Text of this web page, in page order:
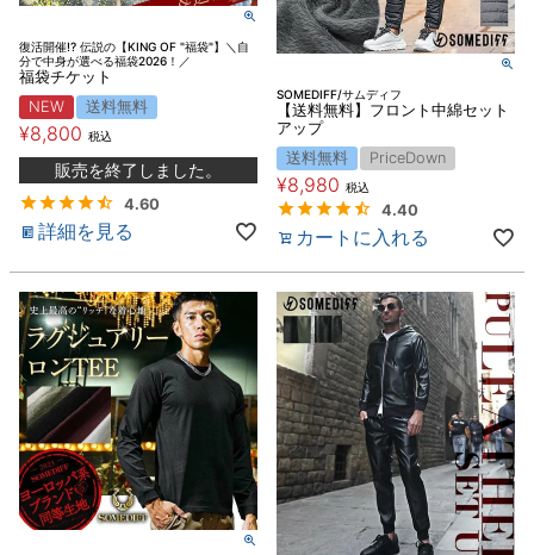
復活開催!? 伝説の【KING OF "福袋"】＼自
分で中身が選べる福袋2026！／
福袋チケット
NEW
送料無料
¥8,800 税込
販売を終了しました。
4.60
詳細を見る
SOMEDIFF/サムディフ
【送料無料】フロント中綿セット
アップ
送料無料
PriceDown
¥8,980 税込
4.40
カートに入れる